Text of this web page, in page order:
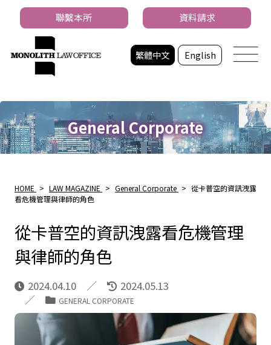
繁體中文 English
聯繫本所 資料請求
General Corporate
HOME > LAW MAGAZINE > General Corporate > 從卡普空的資訊洩露
看危機管理與律師的角色
從卡普空的資訊洩露看危機管理
與律師的角色
2024.04.10 2024.05.13
GENERAL CORPORATE